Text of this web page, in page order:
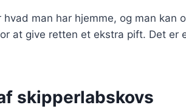
man har hjemme, og man kan
at give retten et ekstra pift. Det er
skipperlabskovs